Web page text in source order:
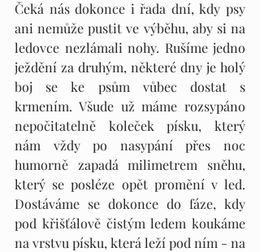
Čeká nás dokonce i řada dní, kdy psy
ani nemůže pustit ve výběhu, aby si na
ledovce nezlámali nohy. Rušíme jedno
ježdění za druhým, některé dny je holý
boj se ke psům vůbec dostat s
krmením. Všude už máme rozsypáno
nepočitatelně koleček písku, který
nám vždy po nasypání přes noc
humorně zapadá milimetrem sněhu,
který se posléze opět promění v led.
Dostáváme se dokonce do fáze, kdy
pod křišťálově čistým ledem koukáme
na vrstvu písku, která leží pod ním - na